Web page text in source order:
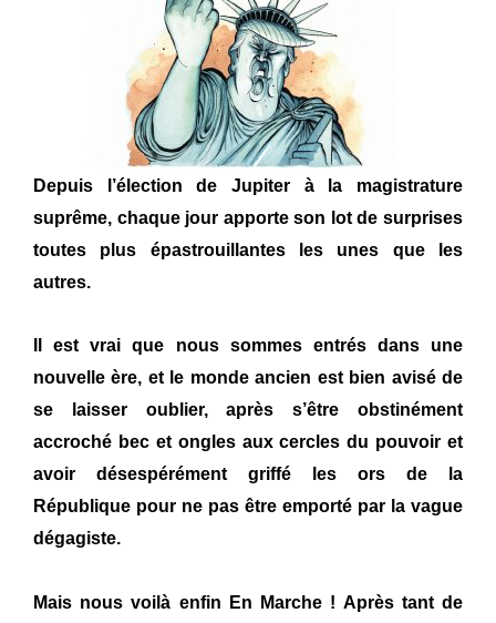
Depuis l’élection de Jupiter à la magistrature
suprême, chaque jour apporte son lot de surprises
toutes plus épastrouillantes les unes que les
autres.
Il est vrai que nous sommes entrés dans une
nouvelle ère, et le monde ancien est bien avisé de
se laisser oublier, après s’être obstinément
accroché bec et ongles aux cercles du pouvoir et
avoir désespérément griffé les ors de la
République pour ne pas être emporté par la vague
dégagiste.
Mais nous voilà enfin En Marche ! Après tant de